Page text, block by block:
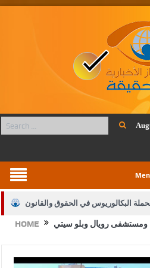
البكالوريوس في الحقوق والقانون
الهاشمية التاريخية على المقدساتHOME
ومستشفى رويال وبلو سيتي